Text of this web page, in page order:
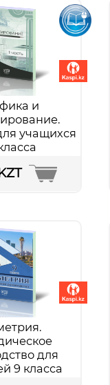
и
учащихся
ЭП. В двух
для
9 класса